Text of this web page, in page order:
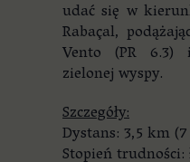
udać się w
Rabaçal,
Vento (PR
zielonej wyspy.
Szczegóły:
Dystans: 3,5 km
Stopień trudności: